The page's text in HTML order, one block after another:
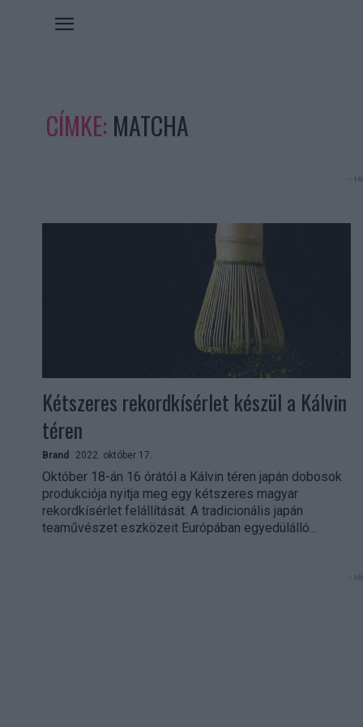
CÍMKE: MATCHA
-
Kétszeres rekordkísérlet készül a Kálvin
téren
Brand 2022. október 17.
Október 18-án 16 órától a Kálvin téren japán dobosok
produkciója nyitja meg egy kétszeres magyar
rekordkísérlet felállítását. A tradicionális japán
teaművészet eszközeit Európában egyedülálló...
-